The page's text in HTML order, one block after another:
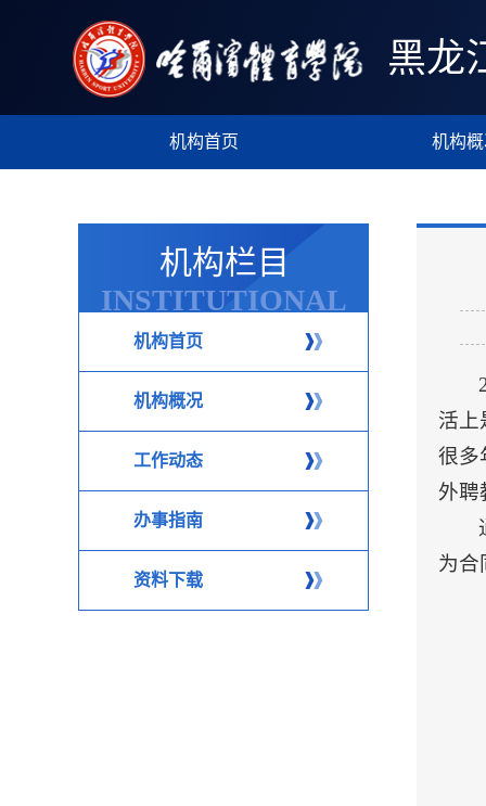
黑龙
机构首页 机构
机构栏目
INSTITUTIONAL
COLUMN
机构首页
机构概况
工作动态
办事指南
资料下载
活上
很多
外聘
为合